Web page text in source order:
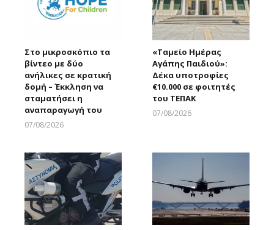
Στο μικροσκόπιο τα
βίντεο με δύο
ανήλικες σε κρατική
δομή – Έκκληση να
σταματήσει η
αναπαραγωγή του
07/08/2026
«Ταμείο Ημέρας
Αγάπης Παιδιού»:
Δέκα υποτροφίες
€10.000 σε φοιτητές
του ΤΕΠΑΚ
07/08/2026